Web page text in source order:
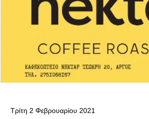
Τρίτη 2 Φεβρουαρίου 2021